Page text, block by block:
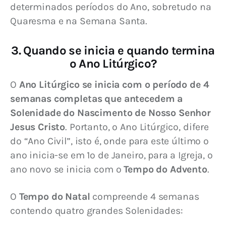
determinados períodos do Ano, sobretudo na
Quaresma e na Semana Santa.
3. Quando se inicia e quando termina
o Ano Litúrgico?
O Ano Litúrgico se inicia com o período de 4
semanas completas que antecedem a
Solenidade do Nascimento de Nosso Senhor
Jesus Cristo. Portanto, o Ano Litúrgico, difere
do “Ano Civil”, isto é, onde para este último o
ano inicia-se em 1º de Janeiro, para a Igreja, o
ano novo se inicia com o Tempo do Advento.
O Tempo do Natal compreende 4 semanas
contendo quatro grandes Solenidades: